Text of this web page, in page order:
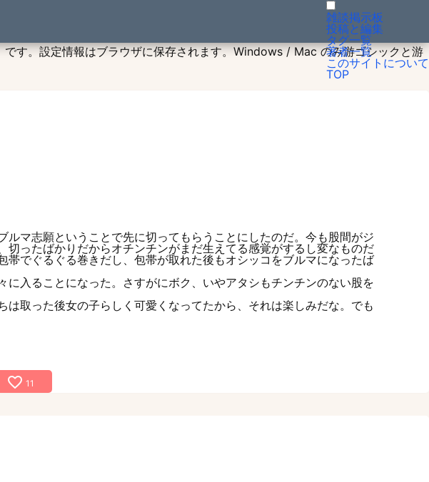
雑談掲示板
投稿と編集
タグ一覧
著者一覧
このサイトについて
TOP
す。設定情報はブラウザに保存されます。Windows / Mac のみ游ゴシックと游
マ志願ということで先に切ってもらうことにしたのだ。今も股間がジ
ったばかりだからオチンチンがまだ生えてる感覚がするし変なものだ
でぐるぐる巻きだし、包帯が取れた後もオシッコをブルマになったば
入ることになった。さすがにボク、いやアタシもチンチンのない股を
取った後女の子らしく可愛くなってたから、それは楽しみだな。でも
favorite_border 11